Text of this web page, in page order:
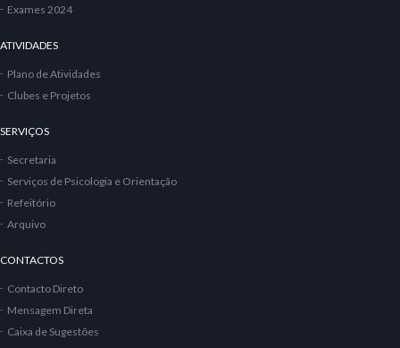
Exames 2024
ATIVIDADES
Plano de Atividades
Clubes e Projetos
SERVIÇOS
Secretaria
Serviços de Psicologia e Orientação
Refeitório
Arquivo
CONTACTOS
Contacto Direto
Mensagem Direta
Caixa de Sugestões